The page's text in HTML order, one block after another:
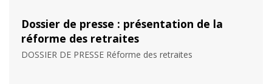
Dossier de presse : présentation de la
réforme des retraites
DOSSIER DE PRESSE Réforme des retraites